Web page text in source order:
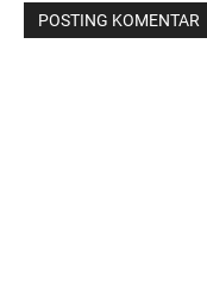
POSTING KOMENTAR